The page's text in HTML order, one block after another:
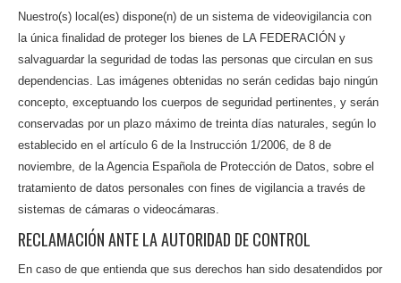
Nuestro(s) local(es) dispone(n) de un sistema de videovigilancia con
la única finalidad de proteger los bienes de LA FEDERACIÓN y
salvaguardar la seguridad de todas las personas que circulan en sus
dependencias. Las imágenes obtenidas no serán cedidas bajo ningún
concepto, exceptuando los cuerpos de seguridad pertinentes, y serán
conservadas por un plazo máximo de treinta días naturales, según lo
establecido en el artículo 6 de la Instrucción 1/2006, de 8 de
noviembre, de la Agencia Española de Protección de Datos, sobre el
tratamiento de datos personales con fines de vigilancia a través de
sistemas de cámaras o videocámaras.
RECLAMACIÓN ANTE LA AUTORIDAD DE CONTROL
En caso de que entienda que sus derechos han sido desatendidos por